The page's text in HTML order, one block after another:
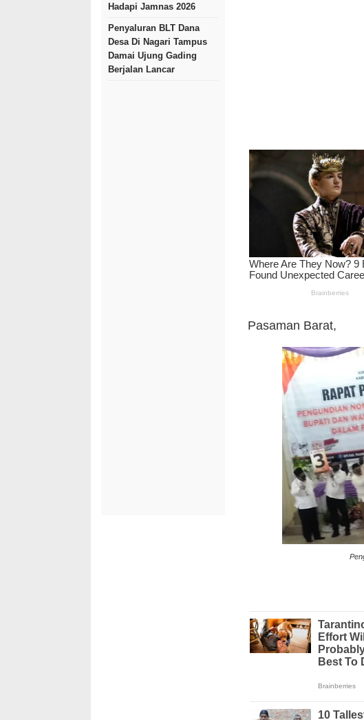
Hadapi Jamnas 2026
Penyaluran BLT Dana
Desa Di Nagari Tampus
Damai Ujung Gading
Berjalan Lancar
Pasaman Barat,